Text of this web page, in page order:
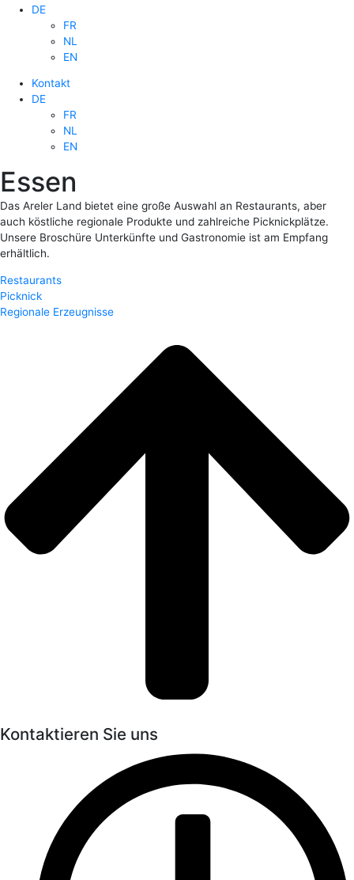
DE
FR
NL
EN
Kontakt
DE
FR
NL
EN
Essen
Das Areler Land bietet eine große Auswahl an Restaurants, aber
auch köstliche regionale Produkte und zahlreiche Picknickplätze.
Unsere Broschüre Unterkünfte und Gastronomie ist am Empfang
erhältlich.
Restaurants
Picknick
Regionale Erzeugnisse
Kontaktieren Sie uns